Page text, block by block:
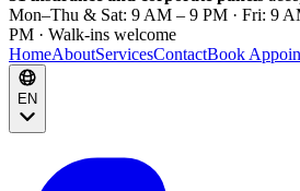
Mon–Thu & Sat: 9 AM – 9 PM · Fri: 9
PM · Walk-ins welcome
HomeAboutServicesContactBook
EN